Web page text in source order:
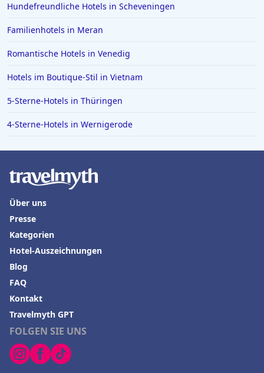
Hotels in Bad Bramstedt
Hotels in Iserlohn
Hotels in Norden
Hundefreundliche Hotels in Scheveningen
Familienhotels in Meran
Romantische Hotels in Venedig
Hotels im Boutique-Stil in Vietnam
5-Sterne-Hotels in Thüringen
4-Sterne-Hotels in Wernigerode
FOLGEN SIE UNS
Über uns
Presse
Kategorien
Hotel-Auszeichnungen
Blog
FAQ
Kontakt
Travelmyth GPT